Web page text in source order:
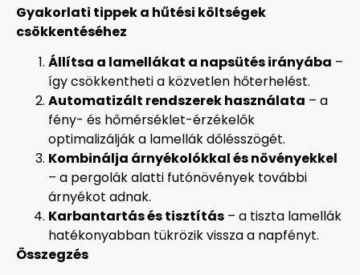
Gyakorlati tippek a hűtési költségek
csökkentéséhez
Állítsa a lamellákat a napsütés irányába –
így csökkentheti a közvetlen hőterhelést.
Automatizált rendszerek használata – a
fény- és hőmérséklet-érzékelők
optimalizálják a lamellák dőlésszögét.
Kombinálja árnyékolókkal és növényekkel
– a pergolák alatti futónövények további
árnyékot adnak.
Karbantartás és tisztítás – a tiszta lamellák
hatékonyabban tükrözik vissza a napfényt.
Összegzés